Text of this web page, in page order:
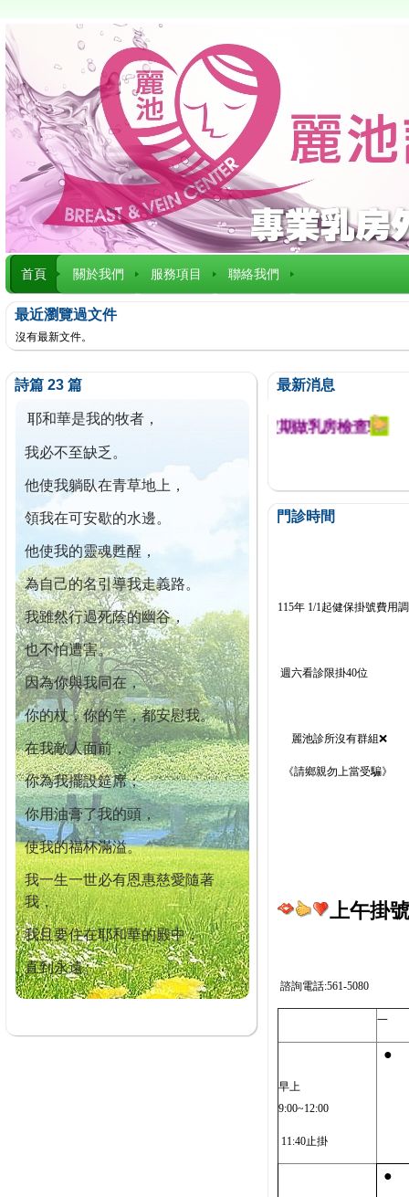
首頁 關於我們 服務項目 聯絡我們
最近瀏覽過文件
沒有最新文件。
詩篇 23 篇
耶和華是我的牧者，
我必不至缺乏。
他使我躺臥在青草地上，
領我在可安歇的水邊。
他使我的靈魂甦醒，
為自己的名引導我走義路。
我雖然行過死蔭的幽谷，
也不怕遭害。
因為你與我同在，
你的杖，你的竿，都安慰我。
在我敵人面前，
你為我擺設筵席；
你用油膏了我的頭，
使我的福杯滿溢。
我一生一世必有恩惠慈愛隨著
我，
我且要住在耶和華的殿中，
直到永遠。
最新消息
今已篩檢出1700位乳癌患者,提醒您定期做乳房檢查!
門診時間
115年 1/1起健保掛號費用
週六看診限掛40位
麗池診所沒有群組❌
《請鄉親勿上當受騙》
上午掛
諮詢電話:561-5080
一
早上
9:00~12:00
11:40止掛
●
●